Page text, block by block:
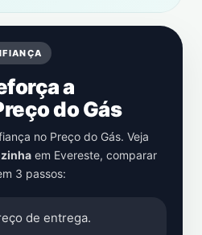
a
do Gás
no Preço do Gás. Veja
em Evereste, comparar
3 passos:
de entrega.